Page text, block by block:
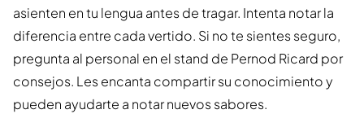
asienten en tu lengua antes de tragar. Intenta notar la
diferencia entre cada vertido. Si no te sientes seguro,
pregunta al personal en el stand de Pernod Ricard por
consejos. Les encanta compartir su conocimiento y
pueden ayudarte a notar nuevos sabores.